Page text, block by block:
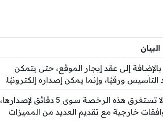
البيان
إلى عقد إيجار الموقع، حتى يتمكن
ورقيًا، وإنما يمكن إصداره إلكترونيًا.
يتم إصدار الرخصة الفورية بخطوة واحدة، ولا تستغرق هذه الرخصة سوى 5 دقائق لإصدارها،
خارجية مع تقديم العديد من المميزات